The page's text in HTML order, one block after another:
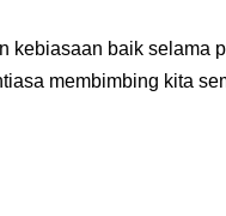
kebiasaan baik selama
membimbing kita